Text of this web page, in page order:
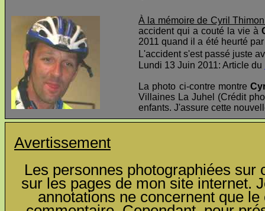
À la mémoire de Cyril
accident qui a couté la vie à
2011 quand il a été heurté
L'accident s'est passé juste
Lundi 13 Juin 2011: Article du
La photo ci-contre montre
Villaines La Juhel (Crédit
enfants. J'assure cette
Avertissement
Les personnes photographiées
sur les pages de mon site internet.
annotations ne concernent que